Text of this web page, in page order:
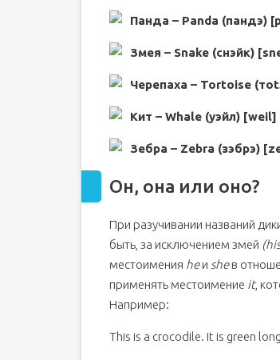
Панда – Panda (пандэ)
Змея – Snake (снэйк)
Черепаха – Tortoise
Кит – Whale (уэйл) [weil]
Зебра – Zebra (зэбрэ)
Он, она или оно?
При разучивании названий
быть, за исключением змей
местоимения heи sheв
применять местоимение it,
Например:
This is a crocodile. It is green